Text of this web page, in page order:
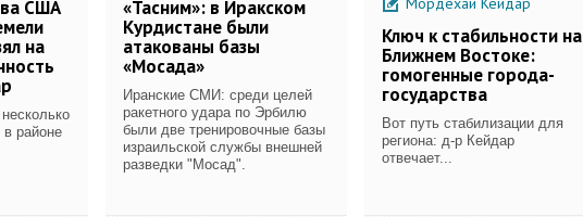
США
на
в районе
«Тасним»: в Иракском
Курдистане были
атакованы базы
«Мосада»
Иранские СМИ: среди целей
ракетного удара по Эрбилю
были две тренировочные базы
израильской службы внешней
разведки "Мосад".
Ключ к стабильности на
Ближнем Востоке:
гомогенные города-
государства
Вот путь стабилизации для
региона: д-р Кейдар
отвечает...